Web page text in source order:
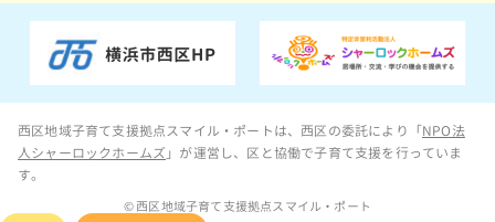
西区地域子育て支援拠点スマイル・ポートは、西区の委託により「NPO法
人シャーロックホームズ 」が運営し、区と協働で子育て支援を行っていま
す。
© 西区地域子育て支援拠点スマイル・ポート